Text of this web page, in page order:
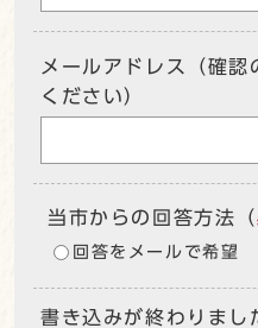
メールアドレス（確認
ください）
当市からの回答方法 （
回答をメールで希望
書き込みが終わりまし